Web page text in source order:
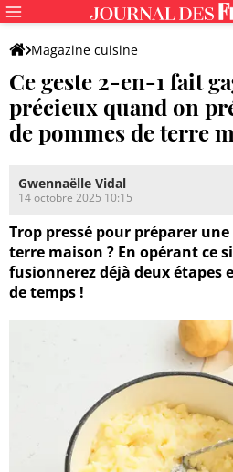
Magazine cuisine
Ce geste 2-en-1 fait
précieux quand on
de pommes de terre
Gwennaëlle Vidal
14 octobre 2025 10:15
Trop pressé pour préparer
terre maison ? En opérant ce
fusionnerez déjà deux étapes
de temps !